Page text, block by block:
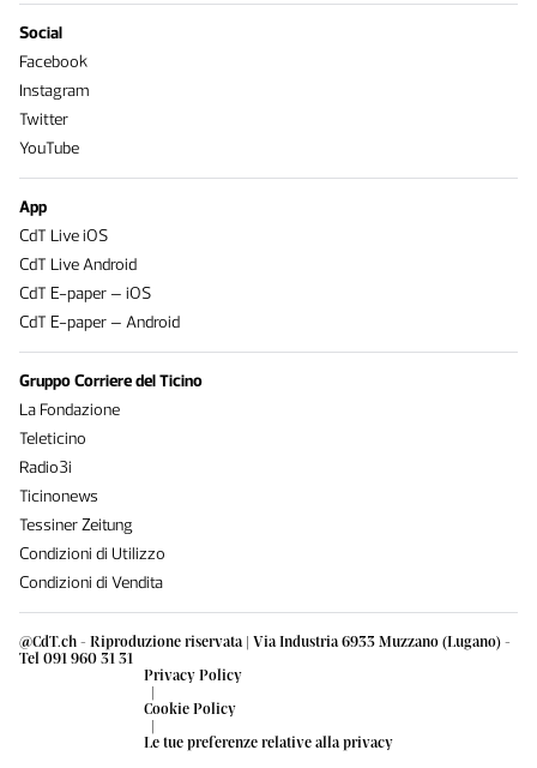
@CdT.ch - Riproduzione riservata | Via Industria 6933 Muzzano (Lugano) -
Tel 091 960 31 31
Privacy Policy
|
Cookie Policy
|
Le tue preferenze relative alla privacy
Social
Facebook
Instagram
Twitter
YouTube
App
CdT Live iOS
CdT Live Android
CdT E-paper – iOS
CdT E-paper – Android
Gruppo Corriere del Ticino
La Fondazione
Teleticino
Radio3i
Ticinonews
Tessiner Zeitung
Condizioni di Utilizzo
Condizioni di Vendita